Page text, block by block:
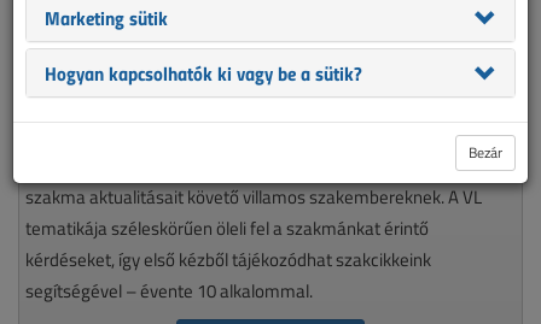
nélkülözhetetlen olvasmánya minden munkájára igényes, a
szakma aktualitásait követő villamos szakembereknek. A VL
tematikája széleskörűen öleli fel a szakmánkat érintő
kérdéseket, így első kézből tájékozódhat szakcikkeink
segítségével – évente 10 alkalommal.
Marketing sütik
Hogyan kapcsolhatók ki vagy be a sütik?
Bezár